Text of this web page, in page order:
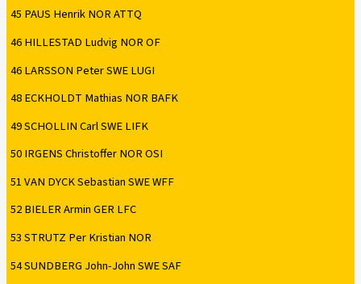
45 PAUS Henrik NOR ATTQ
46 HILLESTAD Ludvig NOR OF
46 LARSSON Peter SWE LUGI
48 ECKHOLDT Mathias NOR BAFK
49 SCHOLLIN Carl SWE LIFK
50 IRGENS Christoffer NOR OSI
51 VAN DYCK Sebastian SWE WFF
52 BIELER Armin GER LFC
53 STRUTZ Per Kristian NOR
54 SUNDBERG John-John SWE SAF